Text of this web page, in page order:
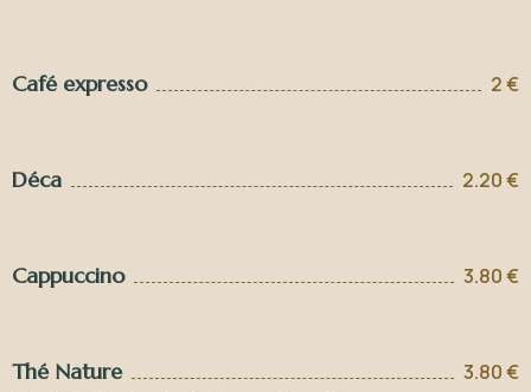
Café expresso 2 €
Déca 2.20 €
Cappuccino 3.80 €
Thé Nature 3.80 €